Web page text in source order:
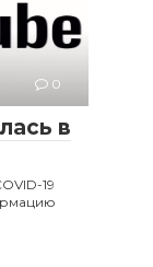
0
в
19